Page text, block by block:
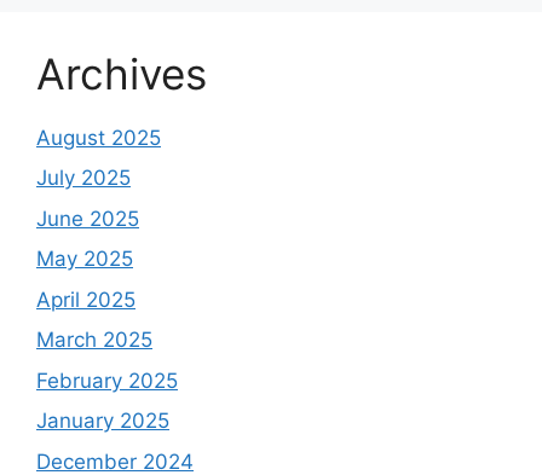
Archives
August 2025
July 2025
June 2025
May 2025
April 2025
March 2025
February 2025
January 2025
December 2024